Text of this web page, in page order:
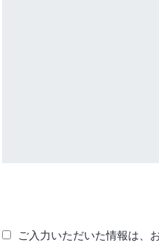
ご入力いただいた情報は、